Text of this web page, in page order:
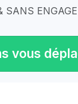
SANS
vous